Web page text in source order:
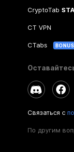
CryptoTab
CT VPN
CTabs BONUS
Связаться с
По другим